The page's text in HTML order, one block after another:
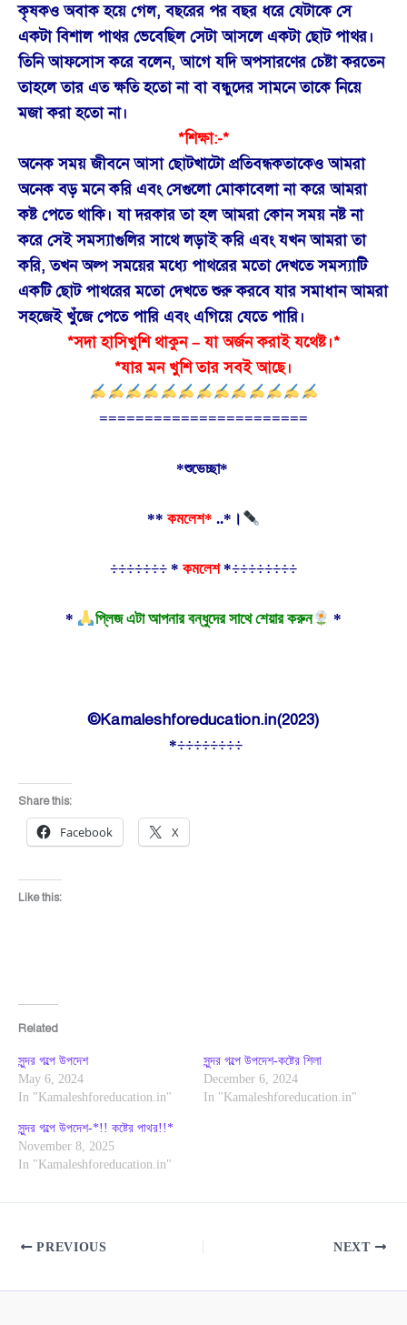
কৃষকও অবাক হয়ে গেল, বছরের পর বছর ধরে যেটাকে সে
একটা বিশাল পাথর ভেবেছিল সেটা আসলে একটা ছোট পাথর।
তিনি আফসোস করে বলেন, আগে যদি অপসারণের চেষ্টা করতেন
তাহলে তার এত ক্ষতি হতো না বা বন্ধুদের সামনে তাকে নিয়ে
মজা করা হতো না।
*শিক্ষা:-*
অনেক সময় জীবনে আসা ছোটখাটো প্রতিবন্ধকতাকেও আমরা
অনেক বড় মনে করি এবং সেগুলো মোকাবেলা না করে আমরা
কষ্ট পেতে থাকি। যা দরকার তা হল আমরা কোন সময় নষ্ট না
করে সেই সমস্যাগুলির সাথে লড়াই করি এবং যখন আমরা তা
করি, তখন অল্প সময়ের মধ্যে পাথরের মতো দেখতে সমস্যাটি
একটি ছোট পাথরের মতো দেখতে শুরু করবে যার সমাধান আমরা
সহজেই খুঁজে পেতে পারি এবং এগিয়ে যেতে পারি।
*সদা হাসিখুশি থাকুন – যা অর্জন করাই যথেষ্ট।*
*যার মন খুশি তার সবই আছে।
=======================
*শুভেচ্ছা*
**কমলেশ* ..*।
÷÷÷÷÷÷÷ * কমলেশ*÷÷÷÷÷÷÷÷
* প্লিজ এটা আপনার বন্ধুদের সাথে শেয়ার করুন *
©Kamaleshforeducation.in(2023)
*÷÷÷÷÷÷÷÷
Share this:
Facebook X
Like this:
Related
সুন্দর গল্পে উপদেশ
May 6, 2024
In "Kamaleshforeducation.in"
সুন্দর গল্পে উপদেশ-কষ্টের শিলা
December 6, 2024
In "Kamaleshforeducation.in"
সুন্দর গল্পে উপদেশ-*!! কষ্টের পাথর!!*
November 8, 2025
In "Kamaleshforeducation.in"
PREVIOUS NEXT